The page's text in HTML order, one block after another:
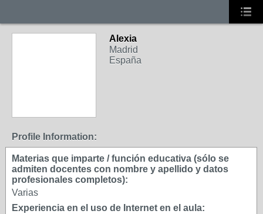
Alexia
Madrid
España
Profile Information:
Materias que imparte / función educativa (sólo se
admiten docentes con nombre y apellido y datos
profesionales completos):
Varias
Experiencia en el uso de Internet en el aula: